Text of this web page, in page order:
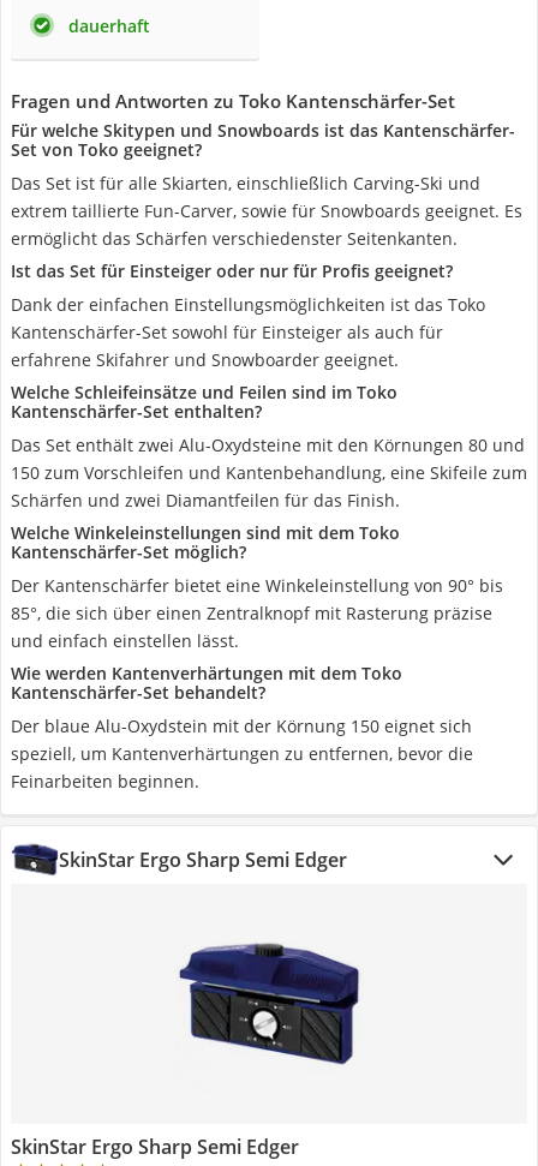
dauerhaft
Fragen und Antworten zu Toko Kantenschärfer-Set
Für welche Skitypen und Snowboards ist das Kantenschärfer-
Set von Toko geeignet?
Das Set ist für alle Skiarten, einschließlich Carving-Ski und
extrem taillierte Fun-Carver, sowie für Snowboards geeignet. Es
ermöglicht das Schärfen verschiedenster Seitenkanten.
Ist das Set für Einsteiger oder nur für Profis geeignet?
Dank der einfachen Einstellungsmöglichkeiten ist das Toko
Kantenschärfer-Set sowohl für Einsteiger als auch für
erfahrene Skifahrer und Snowboarder geeignet.
Welche Schleifeinsätze und Feilen sind im Toko
Kantenschärfer-Set enthalten?
Das Set enthält zwei Alu-Oxydsteine mit den Körnungen 80 und
150 zum Vorschleifen und Kantenbehandlung, eine Skifeile zum
Schärfen und zwei Diamantfeilen für das Finish.
Welche Winkeleinstellungen sind mit dem Toko
Kantenschärfer-Set möglich?
Der Kantenschärfer bietet eine Winkeleinstellung von 90° bis
85°, die sich über einen Zentralknopf mit Rasterung präzise
und einfach einstellen lässt.
Wie werden Kantenverhärtungen mit dem Toko
Kantenschärfer-Set behandelt?
Der blaue Alu-Oxydstein mit der Körnung 150 eignet sich
speziell, um Kantenverhärtungen zu entfernen, bevor die
Feinarbeiten beginnen.
SkinStar Ergo Sharp Semi Edger
SkinStar Ergo Sharp Semi Edger